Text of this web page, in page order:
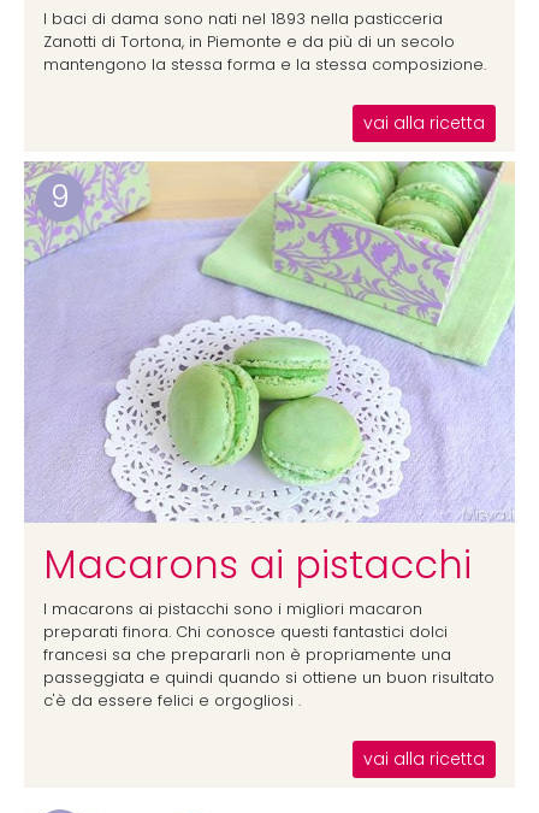
I baci di dama sono nati nel 1893 nella pasticceria
Zanotti di Tortona, in Piemonte e da più di un secolo
mantengono la stessa forma e la stessa composizione.
vai alla ricetta
9
Macarons ai pistacchi
I macarons ai pistacchi sono i migliori macaron
preparati finora. Chi conosce questi fantastici dolci
francesi sa che prepararli non è propriamente una
passeggiata e quindi quando si ottiene un buon risultato
c'è da essere felici e orgogliosi .
vai alla ricetta